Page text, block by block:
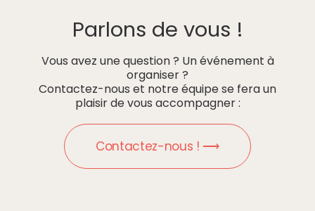
Parlons de vous !
Vous avez une question ? Un événement à
organiser ?
Contactez-nous et notre équipe se fera un
plaisir de vous accompagner :
Contactez-nous ! ⟶